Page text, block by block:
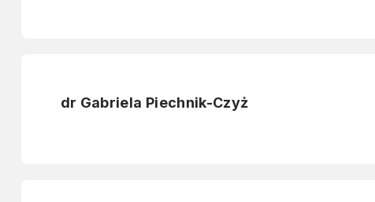
dr Gabriela Piechnik-Czyż